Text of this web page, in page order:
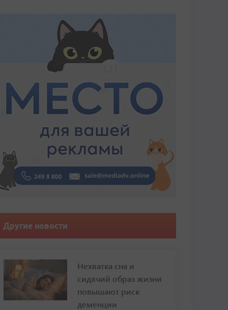
Другие новости
Нехватка сна и
сидячий образ жизни
повышают риск
деменции